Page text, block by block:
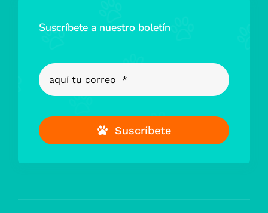
Suscríbete a nuestro boletín
Suscríbete